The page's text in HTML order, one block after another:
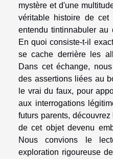
mystère et d'une
véritable histoire de cet
entendu tintinnabuler au
En quoi consiste-t-il
se cache derrière les
Dans cet échange,
des assertions liées au
le vrai du faux, pour
aux interrogations
futurs parents,
de cet objet devenu
Nous convions le
exploration rigoureuse